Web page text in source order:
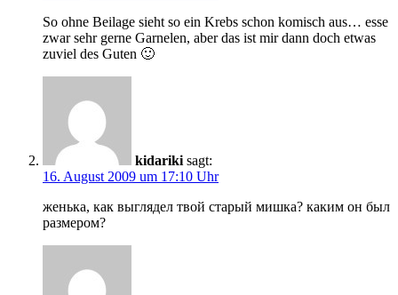
So ohne Beilage sieht so ein Krebs schon komisch aus… esse
zwar sehr gerne Garnelen, aber das ist mir dann doch etwas
zuviel des Guten 🙂
kidariki sagt:
16. August 2009 um 17:10 Uhr
женька, как выглядел твой старый мишка? каким он был
размером?